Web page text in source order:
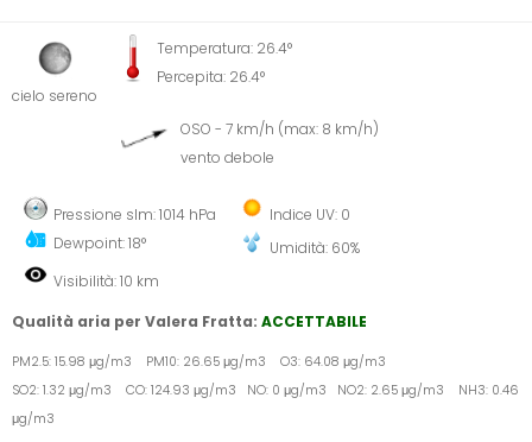
cielo sereno
Temperatura: 26.4°
Percepita: 26.4°
OSO - 7 km/h (max: 8 km/h)
vento debole
Pressione slm: 1014 hPa
Dewpoint: 18°
Indice UV: 0
Umidità: 60%
Visibilità: 10 km
Qualità aria per Valera Fratta: ACCETTABILE
PM2.5: 15.98 μg/m3 PM10: 26.65 μg/m3 O3: 64.08 μg/m3
SO2: 1.32 μg/m3 CO: 124.93 μg/m3 NO: 0 μg/m3 NO2: 2.65 μg/m3 NH3: 0.46
μg/m3